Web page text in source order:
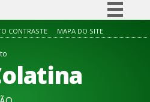
Simplifique!
Acesso à informação
CONTRASTE MAPA DO SITE